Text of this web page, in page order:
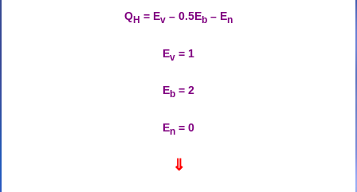
QH = Ev – 0.5Eb – En
Ev = 1
Eb = 2
En = 0
⇓